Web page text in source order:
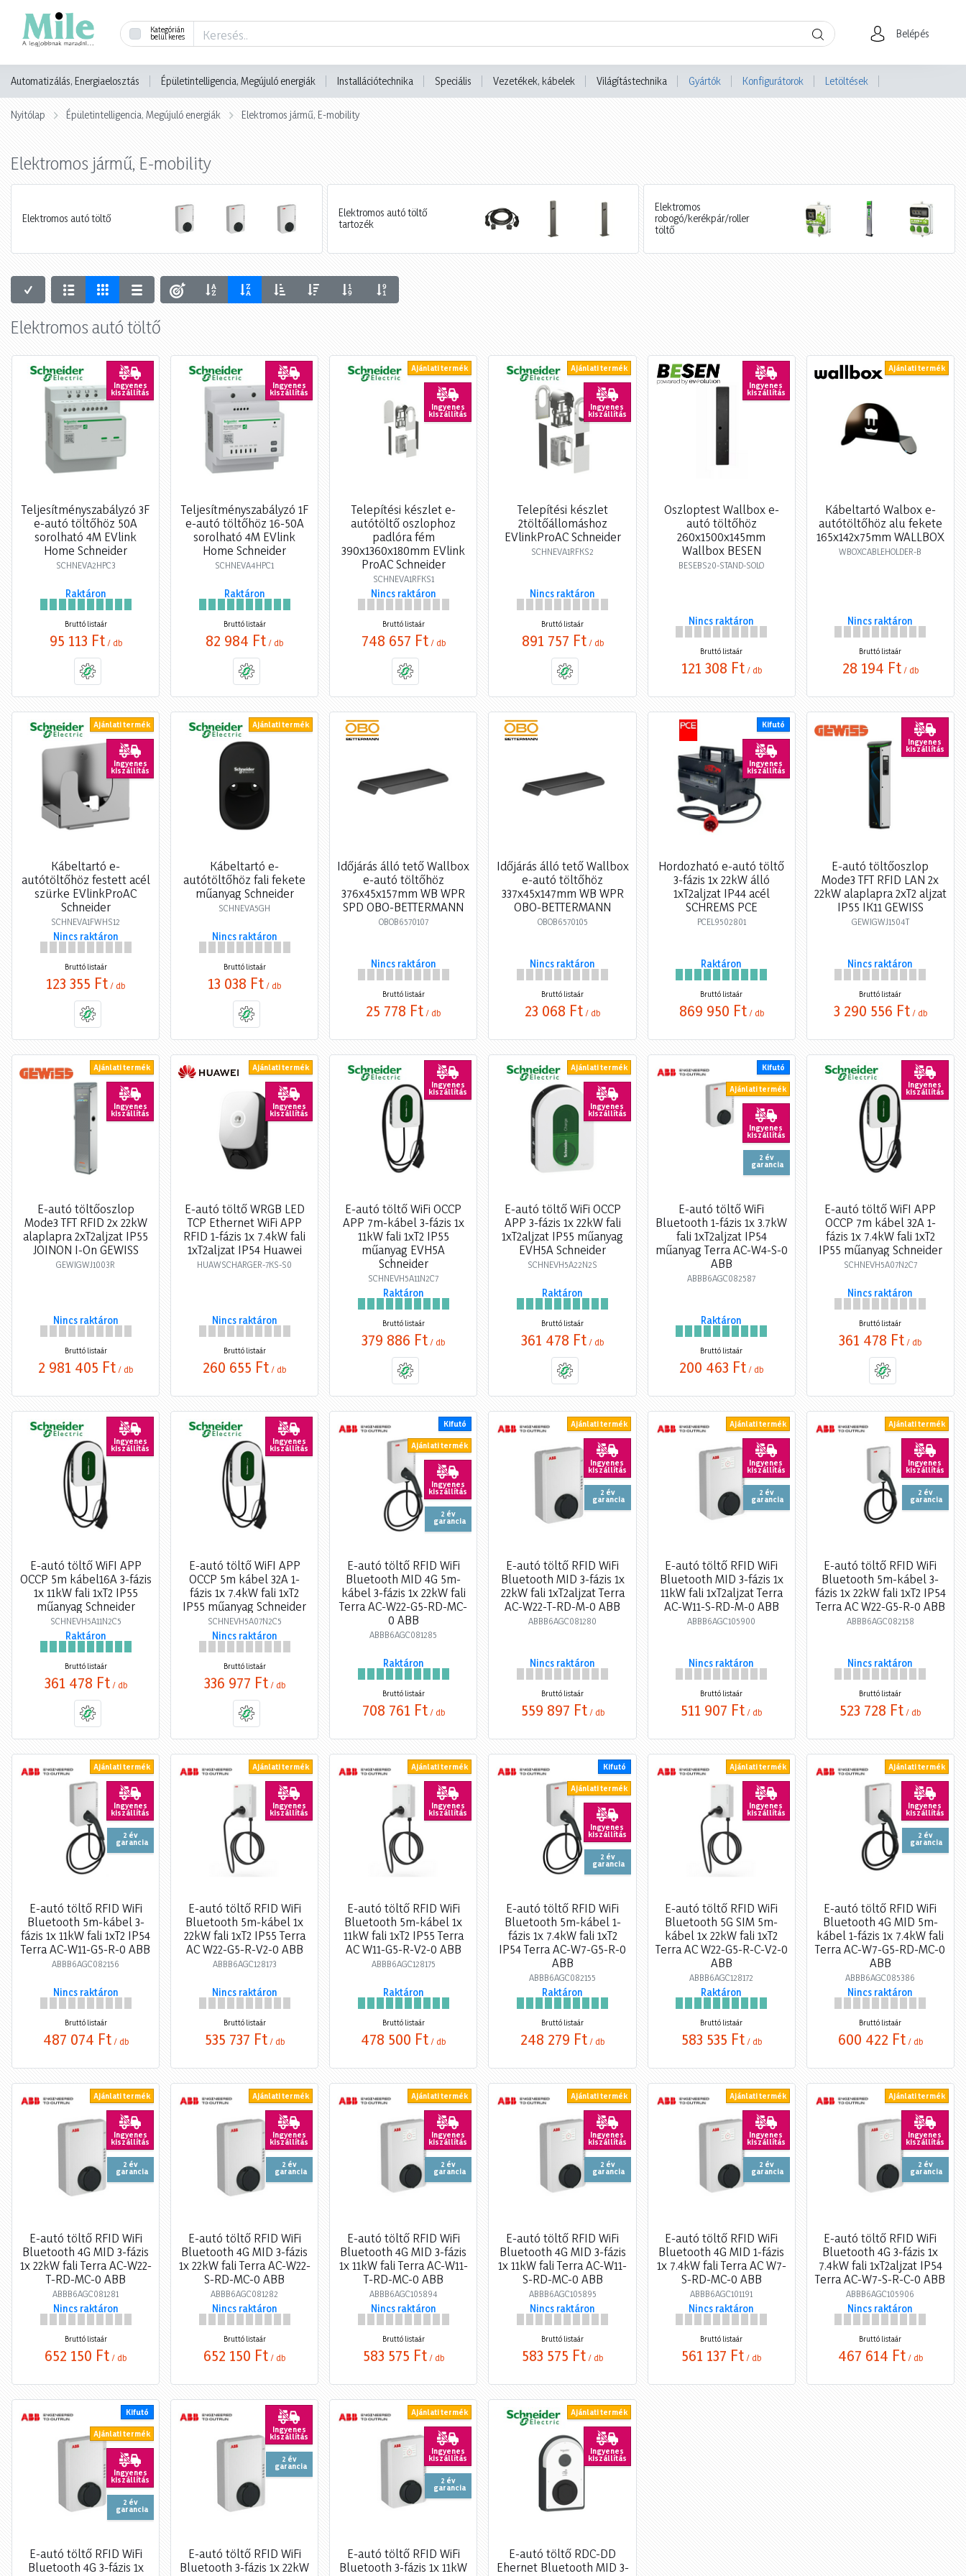
Kategórián
belül keres Belépés
Automatizálás, Energiaelosztás Épületintelligencia, Megújuló energiák Installációtechnika Speciális Vezetékek, kábelek Világítástechnika Gyártók Konfigurátorok Letöltések
Nyitólap Épületintelligencia, Megújuló energiák Elektromos jármű, E-mobility
Elektromos jármű, E-mobility
Elektromos autó töltő
Elektromos autó töltő
tartozék
Elektromos
robogó/kerékpár/roller
töltő
Elektromos autó töltő
Ingyenes
kiszállítás
Teljesítményszabályzó 3F
e-autó töltőhöz 50A
sorolható 4M EVlink
Home Schneider
SCHNEVA2HPC3
Raktáron
Bruttó listaár
95 113 Ft / db
Ingyenes
kiszállítás
Teljesítményszabályzó 1F
e-autó töltőhöz 16-50A
sorolható 4M EVlink
Home Schneider
SCHNEVA4HPC1
Raktáron
Bruttó listaár
82 984 Ft / db
Ajánlati termék
Ingyenes
kiszállítás
Telepítési készlet e-
autótöltő oszlophoz
padlóra fém
390x1360x180mm EVlink
ProAC Schneider
SCHNEVA1RFKS1
Nincs raktáron
Bruttó listaár
748 657 Ft / db
Ajánlati termék
Ingyenes
kiszállítás
Telepítési készlet
2töltőállomáshoz
EVlinkProAC Schneider
SCHNEVA1RFKS2
Nincs raktáron
Bruttó listaár
891 757 Ft / db
Ingyenes
kiszállítás
Oszloptest Wallbox e-
autó töltőhöz
260x1500x145mm
Wallbox BESEN
BESEBS20-STAND-SOLO
Nincs raktáron
Bruttó listaár
121 308 Ft / db
Ajánlati termék
Kábeltartó Walbox e-
autótöltőhöz alu fekete
165x142x75mm WALLBOX
WBOXCABLEHOLDER-B
Nincs raktáron
Bruttó listaár
28 194 Ft / db
Ajánlati termék
Ingyenes
kiszállítás
Kábeltartó e-
autótöltőhöz festett acél
szürke EVlinkProAC
Schneider
SCHNEVA1FWHS12
Nincs raktáron
Bruttó listaár
123 355 Ft / db
Ajánlati termék
Kábeltartó e-
autótöltőhöz fali fekete
műanyag Schneider
SCHNEVA5GH
Nincs raktáron
Bruttó listaár
13 038 Ft / db
Időjárás álló tető Wallbox
e-autó töltőhöz
376x45x157mm WB WPR
SPD OBO-BETTERMANN
OBOB6570107
Nincs raktáron
Bruttó listaár
25 778 Ft / db
Időjárás álló tető Wallbox
e-autó töltőhöz
337x45x147mm WB WPR
OBO-BETTERMANN
OBOB6570105
Nincs raktáron
Bruttó listaár
23 068 Ft / db
Kifutó
Ingyenes
kiszállítás
Hordozható e-autó töltő
3-fázis 1x 22kW álló
1xT2aljzat IP44 acél
SCHREMS PCE
PCEL9502801
Raktáron
Bruttó listaár
869 950 Ft / db
Ingyenes
kiszállítás
E-autó töltőoszlop
Mode3 TFT RFID LAN 2x
22kW alaplapra 2xT2 aljzat
IP55 IK11 GEWISS
GEWIGWJ1504T
Nincs raktáron
Bruttó listaár
3 290 556 Ft / db
Ajánlati termék
Ingyenes
kiszállítás
E-autó töltőoszlop
Mode3 TFT RFID 2x 22kW
alaplapra 2xT2aljzat IP55
JOINON I-On GEWISS
GEWIGWJ1003R
Nincs raktáron
Bruttó listaár
2 981 405 Ft / db
Ajánlati termék
Ingyenes
kiszállítás
E-autó töltő WRGB LED
TCP Ethernet WiFi APP
RFID 1-fázis 1x 7.4kW fali
1xT2aljzat IP54 Huawei
HUAWSCHARGER-7KS-S0
Nincs raktáron
Bruttó listaár
260 655 Ft / db
Ingyenes
kiszállítás
E-autó töltő WiFi OCCP
APP 7m-kábel 3-fázis 1x
11kW fali 1xT2 IP55
műanyag EVH5A
Schneider
SCHNEVH5A11N2C7
Raktáron
Bruttó listaár
379 886 Ft / db
Ajánlati termék
Ingyenes
kiszállítás
E-autó töltő WiFi OCCP
APP 3-fázis 1x 22kW fali
1xT2aljzat IP55 műanyag
EVH5A Schneider
SCHNEVH5A22N2S
Raktáron
Bruttó listaár
361 478 Ft / db
Kifutó
Ajánlati termék
Ingyenes
kiszállítás
2 év
garancia
E-autó töltő WiFi
Bluetooth 1-fázis 1x 3.7kW
fali 1xT2aljzat IP54
műanyag Terra AC-W4-S-0
ABB
ABBB6AGC082587
Raktáron
Bruttó listaár
200 463 Ft / db
Ingyenes
kiszállítás
E-autó töltő WiFI APP
OCCP 7m kábel 32A 1-
fázis 1x 7.4kW fali 1xT2
IP55 műanyag Schneider
SCHNEVH5A07N2C7
Nincs raktáron
Bruttó listaár
361 478 Ft / db
Ingyenes
kiszállítás
E-autó töltő WiFI APP
OCCP 5m kábel16A 3-fázis
1x 11kW fali 1xT2 IP55
műanyag Schneider
SCHNEVH5A11N2C5
Raktáron
Bruttó listaár
361 478 Ft / db
Ingyenes
kiszállítás
E-autó töltő WiFI APP
OCCP 5m kábel 32A 1-
fázis 1x 7.4kW fali 1xT2
IP55 műanyag Schneider
SCHNEVH5A07N2C5
Nincs raktáron
Bruttó listaár
336 977 Ft / db
Kifutó
Ajánlati termék
Ingyenes
kiszállítás
2 év
garancia
E-autó töltő RFID WiFi
Bluetooth MID 4G 5m-
kábel 3-fázis 1x 22kW fali
Terra AC-W22-G5-RD-MC-
0 ABB
ABBB6AGC081285
Raktáron
Bruttó listaár
708 761 Ft / db
Ajánlati termék
Ingyenes
kiszállítás
2 év
garancia
E-autó töltő RFID WiFi
Bluetooth MID 3-fázis 1x
22kW fali 1xT2aljzat Terra
AC-W22-T-RD-M-0 ABB
ABBB6AGC081280
Nincs raktáron
Bruttó listaár
559 897 Ft / db
Ajánlati termék
Ingyenes
kiszállítás
2 év
garancia
E-autó töltő RFID WiFi
Bluetooth MID 3-fázis 1x
11kW fali 1xT2aljzat Terra
AC-W11-S-RD-M-0 ABB
ABBB6AGC105900
Nincs raktáron
Bruttó listaár
511 907 Ft / db
Ajánlati termék
Ingyenes
kiszállítás
2 év
garancia
E-autó töltő RFID WiFi
Bluetooth 5m-kábel 3-
fázis 1x 22kW fali 1xT2 IP54
Terra AC W22-G5-R-0 ABB
ABBB6AGC082158
Nincs raktáron
Bruttó listaár
523 728 Ft / db
Ajánlati termék
Ingyenes
kiszállítás
2 év
garancia
E-autó töltő RFID WiFi
Bluetooth 5m-kábel 3-
fázis 1x 11kW fali 1xT2 IP54
Terra AC-W11-G5-R-0 ABB
ABBB6AGC082156
Nincs raktáron
Bruttó listaár
487 074 Ft / db
Ajánlati termék
Ingyenes
kiszállítás
E-autó töltő RFID WiFi
Bluetooth 5m-kábel 1x
22kW fali 1xT2 IP55 Terra
AC W22-G5-R-V2-0 ABB
ABBB6AGC128173
Nincs raktáron
Bruttó listaár
535 737 Ft / db
Ajánlati termék
Ingyenes
kiszállítás
E-autó töltő RFID WiFi
Bluetooth 5m-kábel 1x
11kW fali 1xT2 IP55 Terra
AC W11-G5-R-V2-0 ABB
ABBB6AGC128175
Raktáron
Bruttó listaár
478 500 Ft / db
Kifutó
Ajánlati termék
Ingyenes
kiszállítás
2 év
garancia
E-autó töltő RFID WiFi
Bluetooth 5m-kábel 1-
fázis 1x 7.4kW fali 1xT2
IP54 Terra AC-W7-G5-R-0
ABB
ABBB6AGC082155
Raktáron
Bruttó listaár
248 279 Ft / db
Ajánlati termék
Ingyenes
kiszállítás
E-autó töltő RFID WiFi
Bluetooth 5G SIM 5m-
kábel 1x 22kW fali 1xT2
Terra AC W22-G5-R-C-V2-0
ABB
ABBB6AGC128172
Raktáron
Bruttó listaár
583 535 Ft / db
Ajánlati termék
Ingyenes
kiszállítás
2 év
garancia
E-autó töltő RFID WiFi
Bluetooth 4G MID 5m-
kábel 1-fázis 1x 7.4kW fali
Terra AC-W7-G5-RD-MC-0
ABB
ABBB6AGC085386
Nincs raktáron
Bruttó listaár
600 422 Ft / db
Ajánlati termék
Ingyenes
kiszállítás
2 év
garancia
E-autó töltő RFID WiFi
Bluetooth 4G MID 3-fázis
1x 22kW fali Terra AC-W22-
T-RD-MC-0 ABB
ABBB6AGC081281
Nincs raktáron
Bruttó listaár
652 150 Ft / db
Ajánlati termék
Ingyenes
kiszállítás
2 év
garancia
E-autó töltő RFID WiFi
Bluetooth 4G MID 3-fázis
1x 22kW fali Terra AC-W22-
S-RD-MC-0 ABB
ABBB6AGC081282
Nincs raktáron
Bruttó listaár
652 150 Ft / db
Ajánlati termék
Ingyenes
kiszállítás
2 év
garancia
E-autó töltő RFID WiFi
Bluetooth 4G MID 3-fázis
1x 11kW fali Terra AC-W11-
T-RD-MC-0 ABB
ABBB6AGC105894
Nincs raktáron
Bruttó listaár
583 575 Ft / db
Ajánlati termék
Ingyenes
kiszállítás
2 év
garancia
E-autó töltő RFID WiFi
Bluetooth 4G MID 3-fázis
1x 11kW fali Terra AC-W11-
S-RD-MC-0 ABB
ABBB6AGC105895
Nincs raktáron
Bruttó listaár
583 575 Ft / db
Ajánlati termék
Ingyenes
kiszállítás
2 év
garancia
E-autó töltő RFID WiFi
Bluetooth 4G MID 1-fázis
1x 7.4kW fali Terra AC W7-
S-RD-MC-0 ABB
ABBB6AGC101191
Nincs raktáron
Bruttó listaár
561 137 Ft / db
Ajánlati termék
Ingyenes
kiszállítás
2 év
garancia
E-autó töltő RFID WiFi
Bluetooth 4G 3-fázis 1x
7.4kW fali 1xT2aljzat IP54
Terra AC-W7-S-R-C-0 ABB
ABBB6AGC105906
Nincs raktáron
Bruttó listaár
467 614 Ft / db
Kifutó
Ajánlati termék
Ingyenes
kiszállítás
2 év
garancia
E-autó töltő RFID WiFi
Bluetooth 4G 3-fázis 1x
Ingyenes
kiszállítás
2 év
garancia
E-autó töltő RFID WiFi
Bluetooth 3-fázis 1x 22kW
Ajánlati termék
Ingyenes
kiszállítás
2 év
garancia
E-autó töltő RFID WiFi
Bluetooth 3-fázis 1x 11kW
Ajánlati termék
Ingyenes
kiszállítás
E-autó töltő RDC-DD
Ehernet Bluetooth MID 3-